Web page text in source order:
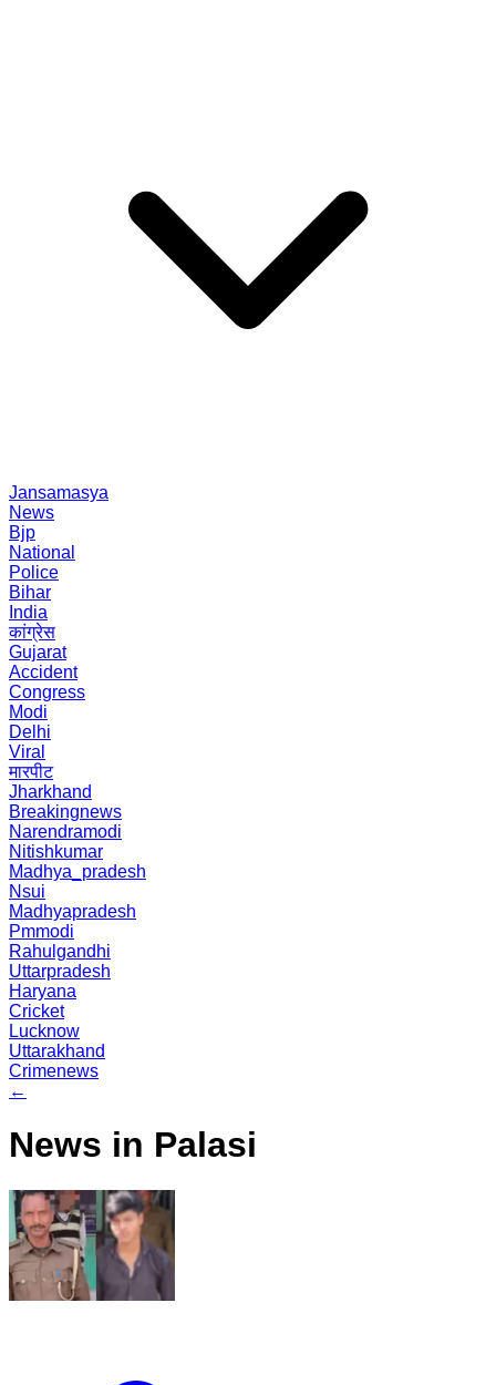
Jansamasya
News
Bjp
National
Police
Bihar
India
कांग्रेस
Gujarat
Accident
Congress
Modi
Delhi
Viral
मारपीट
Jharkhand
Breakingnews
Narendramodi
Nitishkumar
Madhya_pradesh
Nsui
Madhyapradesh
Pmmodi
Rahulgandhi
Uttarpradesh
Haryana
Cricket
Lucknow
Uttarakhand
Crimenews
←
News in Palasi